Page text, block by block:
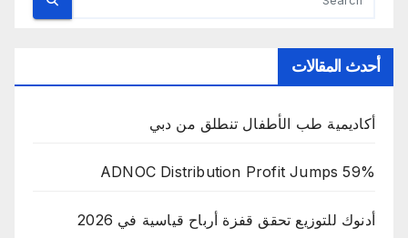
أحدث المقالات
أكاديمية طب الأطفال تنطلق من دبي
ADNOC Distribution Profit Jumps 59%
أدنوك للتوزيع تحقق قفزة أرباح قياسية في 2026